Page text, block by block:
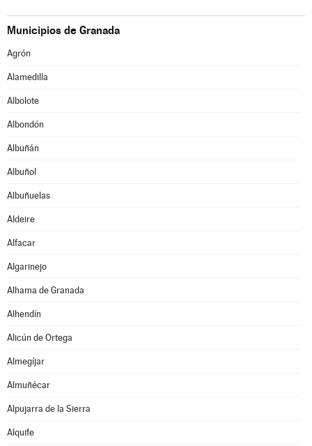
Municipios de Granada
Agrón
Alamedilla
Albolote
Albondón
Albuñán
Albuñol
Albuñuelas
Aldeire
Alfacar
Algarinejo
Alhama de Granada
Alhendín
Alicún de Ortega
Almegíjar
Almuñécar
Alpujarra de la Sierra
Alquife